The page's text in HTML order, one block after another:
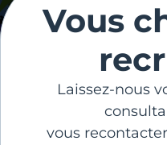
Vous
Laissez-nous
vous